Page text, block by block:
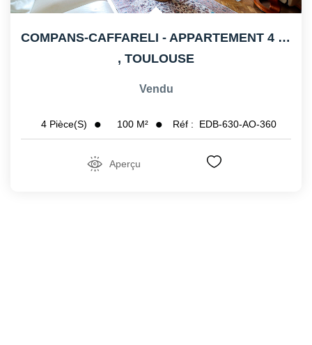
COMPANS-CAFFARELI - APPARTEMENT 4 PIECES - BALCON
, TOULOUSE
Vendu
4 Pièce(s) 100 M² Réf : EDB-630-AO-360
Aperçu